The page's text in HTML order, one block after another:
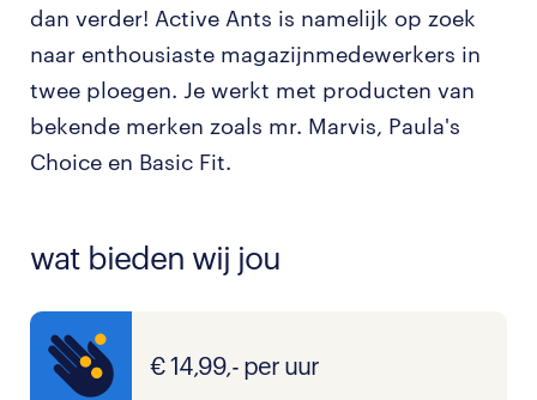
dan verder! Active Ants is namelijk op zoek
naar enthousiaste magazijnmedewerkers in
twee ploegen. Je werkt met producten van
bekende merken zoals mr. Marvis, Paula's
Choice en Basic Fit.
wat bieden wij jou
€ 14,99,- per uur